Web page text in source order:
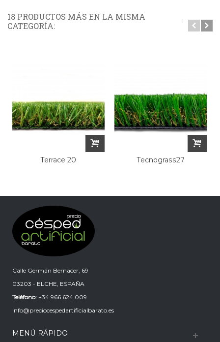
18 PRODUCTOS MÁS EN LA MISMA
CATEGORÍA:
Terrace 20 Tecnograss27
Calle Germán Bernacer, 69
03203 - ELCHE, ESPAÑA
Teléfono: +34 966 624 009
info@preciocespedartificialbarato.es
MENÚ RÁPIDO